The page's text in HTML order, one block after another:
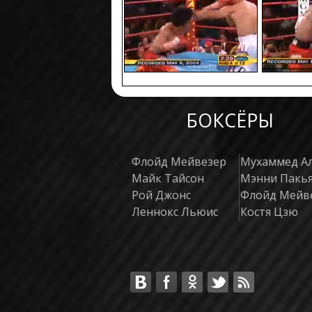
БОКСЁРЫ
Флойд Мейвезер
Майк Тайсон
Рой Джонс
Леннокс Льюис
Мухаммед
Мэнни
Флойд
Костя Цзю